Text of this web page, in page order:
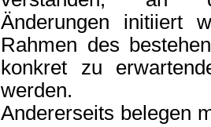
Änderungen initiiert
Rahmen des
konkret zu
werden.
Andererseits belegen